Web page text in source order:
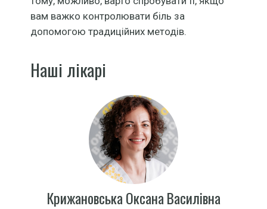
вам важко контролювати біль за
допомогою традиційних методів.
Наші лікарі
Крижановська Оксана Василівна